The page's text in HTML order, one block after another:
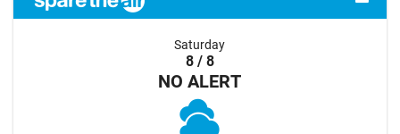
Saturday
8 / 8
NO ALERT